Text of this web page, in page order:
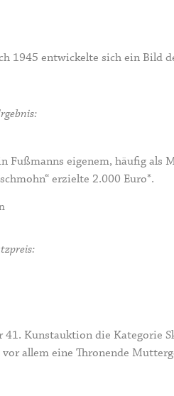
1945 entwickelte sich ein Bild
Fußmanns eigenem, häufig
erzielte 2.000 Euro*.
Kunstauktion die Kategorie
allem eine Thronende